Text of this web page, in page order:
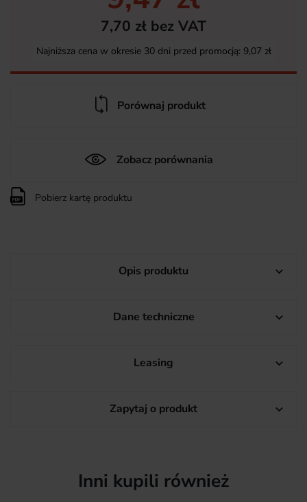
7,70 zł bez VAT
Najniższa cena w okresie 30 dni przed promocją: 9,07 zł
Porównaj produkt
Zobacz porównania
Pobierz kartę produktu
Opis produktu 
Dane techniczne 
Leasing 
Zapytaj o produkt 
Inni kupili również